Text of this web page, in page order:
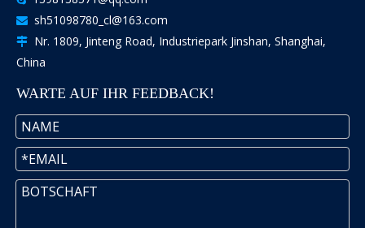
 sh51098780_cl@163.com

Nr. 1809, Jinteng Road, Industriepark Jinshan, Shanghai,
China
WARTE AUF IHR FEEDBACK!